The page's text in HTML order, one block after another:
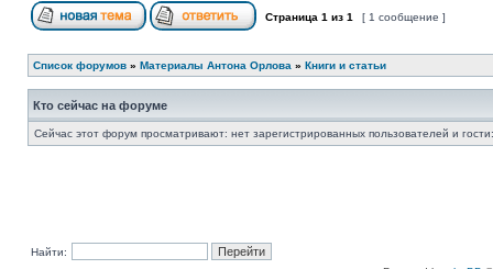
Страница 1 из 1 [ 1 сообщение ]
Список форумов » Материалы Антона Орлова » Книги и статьи
Кто сейчас на форуме
Сейчас этот форум просматривают: нет зарегистрированных пользователей и
Найти: